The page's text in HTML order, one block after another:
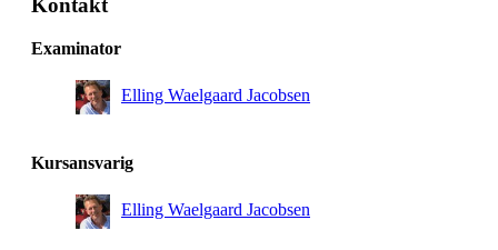
Rekommenderad
Masterprogram, flyg- och rymdteknik, åk 1, RMD,
Valfri
Rekommenderad
Masterprogram, elkraftteknik, åk 1, Villkorligt valfri
Masterprogram, flyg- och rymdteknik, åk 1, Valfri
Kontakt
Examinator
Elling Waelgaard Jacobsen
Kursansvarig
Elling Waelgaard Jacobsen